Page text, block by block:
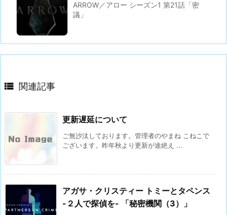
ARROW／アロー シーズン1 第21話「密
議」
 関連記事
更新遅延について
ご無沙汰しております。管理者のやまね こねこで
ございます。昨年秋より更新が途絶え ...
アガサ・クリスティー トミーとタペンス
-２人で探偵を- 「秘密機関（3）」